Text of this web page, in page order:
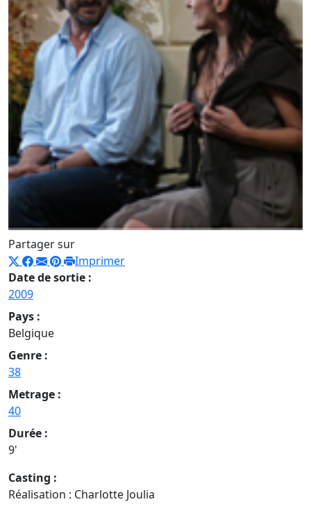
Partager sur
Imprimer
Date de sortie :
2009
Pays :
Belgique
Genre :
38
Metrage :
40
Durée :
9'
Casting :
Réalisation : Charlotte Joulia